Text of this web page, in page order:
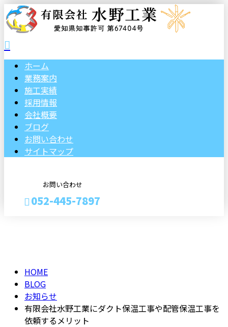
ホーム
業務案内
施工実績
採用情報
会社概要
ブログ
お問い合わせ
サイトマップ
お問い合わせ
052-445-7897
HOME
BLOG
お知らせ
有限会社水野工業にダクト保温工事や配管保温工事を
依頼するメリット